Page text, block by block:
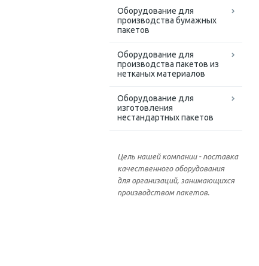
Оборудование для
производства бумажных
пакетов
Оборудование для
производства пакетов из
нетканых материалов
Оборудование для
изготовления
нестандартных пакетов
Цель нашей компании - поставка
качественного оборудования
для организаций, занимающихся
производством пакетов.